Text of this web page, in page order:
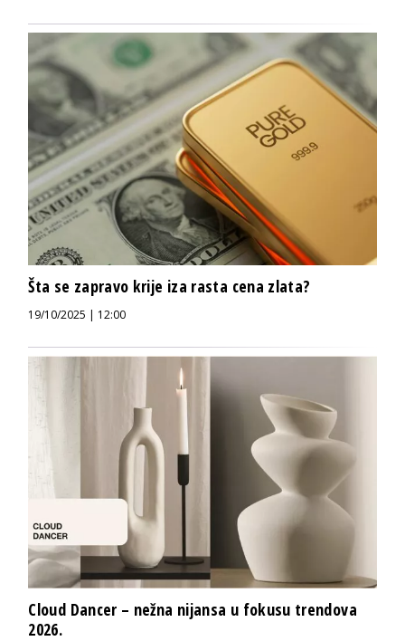
Šta se zapravo krije iza rasta cena zlata?
19/10/2025 | 12:00
Cloud Dancer – nežna nijansa u fokusu trendova
2026.